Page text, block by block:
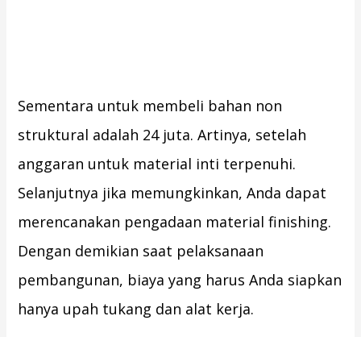
Sementara untuk membeli bahan non
struktural adalah 24 juta. Artinya, setelah
anggaran untuk material inti terpenuhi.
Selanjutnya jika memungkinkan, Anda dapat
merencanakan pengadaan material finishing.
Dengan demikian saat pelaksanaan
pembangunan, biaya yang harus Anda siapkan
hanya upah tukang dan alat kerja.